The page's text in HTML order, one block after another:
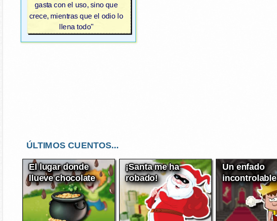
gasta con el uso, sino que
crece, mientras que el odio lo
llena todo"
ÚLTIMOS CUENTOS...
El lugar donde
llueve chocolate
¡Santa me ha
robado!
Un enfado
incontrolable